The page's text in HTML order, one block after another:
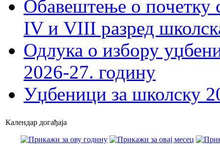
Обавештење о почетку
IV и VIII разред
Одлука о избору
2026-27. годину
Уџбеници за школску
Календар догађаја